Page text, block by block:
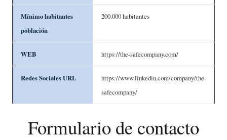
Mínimo habitantes
población
200.000 habitantes
WEB https://the-safecompany.com/
Redes Sociales URL
https://www.linkedin.com/company/the-
safecompany/
Formulario de contacto